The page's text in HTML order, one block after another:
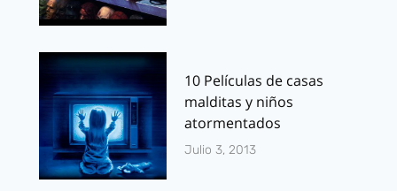
10 Películas de casas
malditas y niños
atormentados
Julio 3, 2013